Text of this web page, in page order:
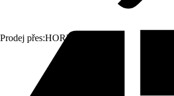
Prodej přes:HORNBACH